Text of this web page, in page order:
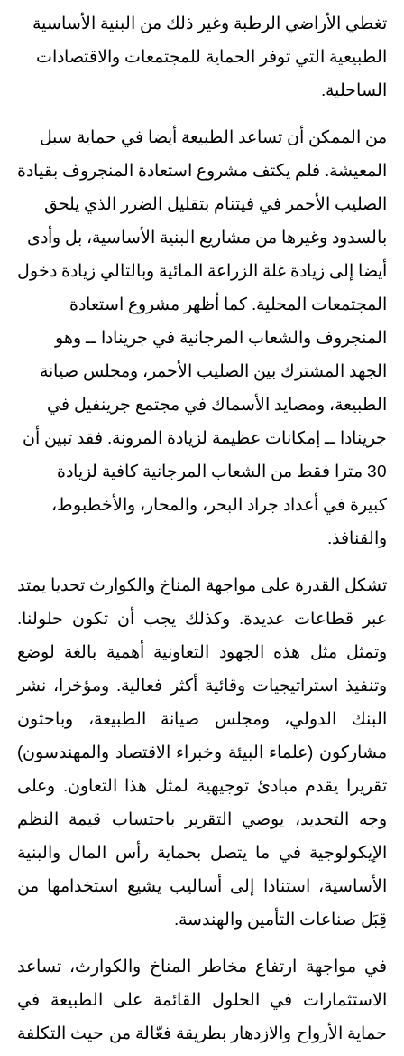
تغطي الأراضي الرطبة وغير ذلك من البنية الأساسية
الطبيعية التي توفر الحماية للمجتمعات والاقتصادات
الساحلية.
من الممكن أن تساعد الطبيعة أيضا في حماية سبل
المعيشة. فلم يكتف مشروع استعادة المنجروف بقيادة
الصليب الأحمر في فيتنام بتقليل الضرر الذي يلحق
بالسدود وغيرها من مشاريع البنية الأساسية، بل وأدى
أيضا إلى زيادة غلة الزراعة المائية وبالتالي زيادة دخول
المجتمعات المحلية. كما أظهر مشروع استعادة
المنجروف والشعاب المرجانية في جرينادا ــ وهو
الجهد المشترك بين الصليب الأحمر، ومجلس صيانة
الطبيعة، ومصايد الأسماك في مجتمع جرينفيل في
جرينادا ــ إمكانات عظيمة لزيادة المرونة. فقد تبين أن
30 مترا فقط من الشعاب المرجانية كافية لزيادة
كبيرة في أعداد جراد البحر، والمحار، والأخطبوط،
والقنافذ.
تشكل القدرة على مواجهة المناخ والكوارث تحديا يمتد
عبر قطاعات عديدة. وكذلك يجب أن تكون حلولنا.
وتمثل مثل هذه الجهود التعاونية أهمية بالغة لوضع
وتنفيذ استراتيجيات وقائية أكثر فعالية. ومؤخرا، نشر
البنك الدولي، ومجلس صيانة الطبيعة، وباحثون
مشاركون (علماء البيئة وخبراء الاقتصاد والمهندسون)
تقريرا يقدم مبادئ توجيهية لمثل هذا التعاون. وعلى
وجه التحديد، يوصي التقرير باحتساب قيمة النظم
الإيكولوجية في ما يتصل بحماية رأس المال والبنية
الأساسية، استنادا إلى أساليب يشيع استخدامها من
قِبَل صناعات التأمين والهندسة.
في مواجهة ارتفاع مخاطر المناخ والكوارث، تساعد
الاستثمارات في الحلول القائمة على الطبيعة في
حماية الأرواح والازدهار بطريقة فعّالة من حيث التكلفة